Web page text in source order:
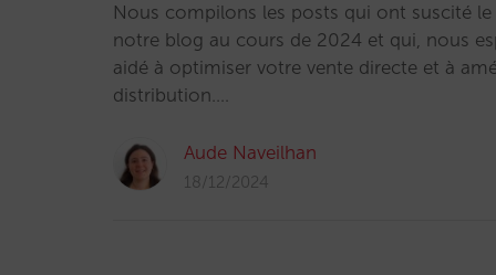
Nous compilons les posts qui ont suscité
notre blog au cours de 2024 et qui, nous
aidé à optimiser votre vente directe et à
distribution.…
Aude Naveilhan
18/12/2024